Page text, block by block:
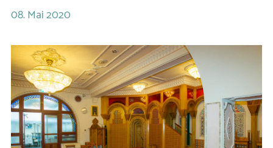
08.Mai2020